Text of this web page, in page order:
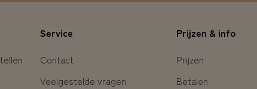
Service
Contact
Veelgestelde vragen
Prijzen & info
Prijzen
Betalen